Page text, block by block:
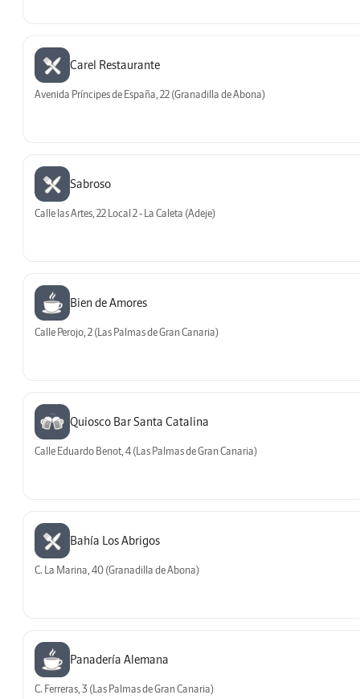
Carel Restaurante
Avenida Príncipes de España, 22 (Granadilla de Abona)
Sabroso
Calle las Artes, 22 Local 2 - La Caleta (Adeje)
Bien de Amores
Calle Perojo, 2 (Las Palmas de Gran Canaria)
Quiosco Bar Santa Catalina
Calle Eduardo Benot, 4 (Las Palmas de Gran Canaria)
Bahía Los Abrigos
C. La Marina, 40 (Granadilla de Abona)
Panadería Alemana
C. Ferreras, 3 (Las Palmas de Gran Canaria)